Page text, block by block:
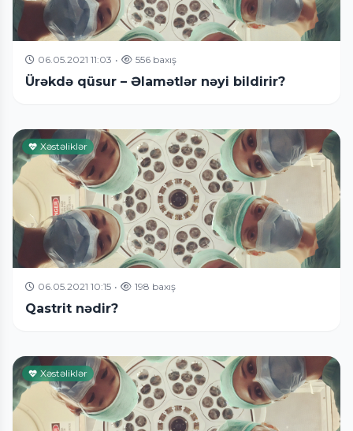
06.05.2021 11:03 • 556 baxış
Ürəkdə qüsur – Əlamətlər nəyi bildirir?
Xəstəliklər
06.05.2021 10:15 • 198 baxış
Qastrit nədir?
Xəstəliklər